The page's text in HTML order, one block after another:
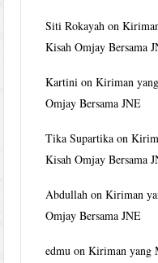
Siti Rokayah on
Kisah Omjay Bersama
Kartini onKiriman
Omjay Bersama JNE
Tika Supartika on
Kisah Omjay Bersama
Abdullah onKiriman
Omjay Bersama JNE
edmu onKiriman yang